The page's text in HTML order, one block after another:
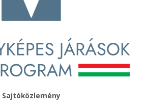
Sajtóközlemény